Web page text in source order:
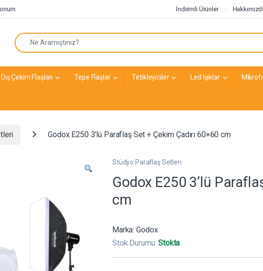
İndirimli Ürünler
Arayın:
Dış Çekim Flaşları Tepe Flaşlar Tetikleyiciler Led Işıklar
Godox E250 3’lü Paraflaş Set + Çekim Çadırı 60×60 cm
Stüdyo Paraflaş Setleri
Godox E250 3’lü
cm
Marka: Godox
Stok Durumu:Stokta